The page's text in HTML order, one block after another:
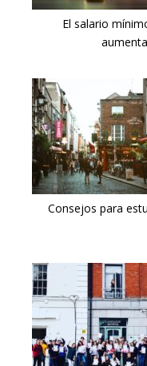
El salario
Consejos para